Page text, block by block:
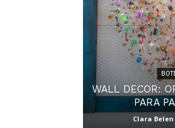
WALL DECOR:
PARA
Clara Belen